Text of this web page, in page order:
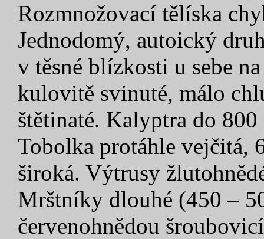
Rozmnožovací tělíska
Jednodomý, autoický
v těsné blízkosti u sebe
kulovitě svinuté, málo
štětinaté. Kalyptra do
Tobolka protáhle vejčitá,
široká. Výtrusy
Mrštníky dlouhé (450 –
červenohnědou